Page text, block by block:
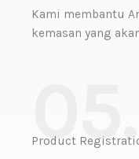
Kami membantu
kemasan yang
05.
Product